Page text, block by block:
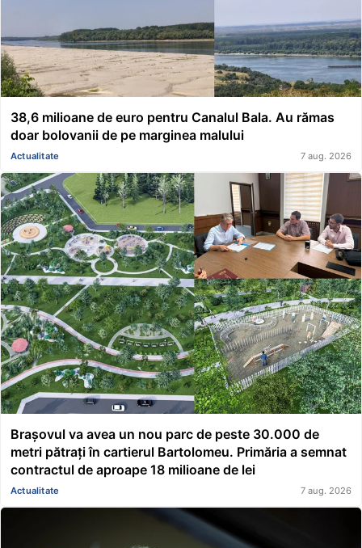
38,6 milioane de euro pentru Canalul Bala. Au rămas
doar bolovanii de pe marginea malului
Actualitate 7 aug. 2026
Brașovul va avea un nou parc de peste 30.000 de
metri pătrați în cartierul Bartolomeu. Primăria a semnat
contractul de aproape 18 milioane de lei
Actualitate 7 aug. 2026